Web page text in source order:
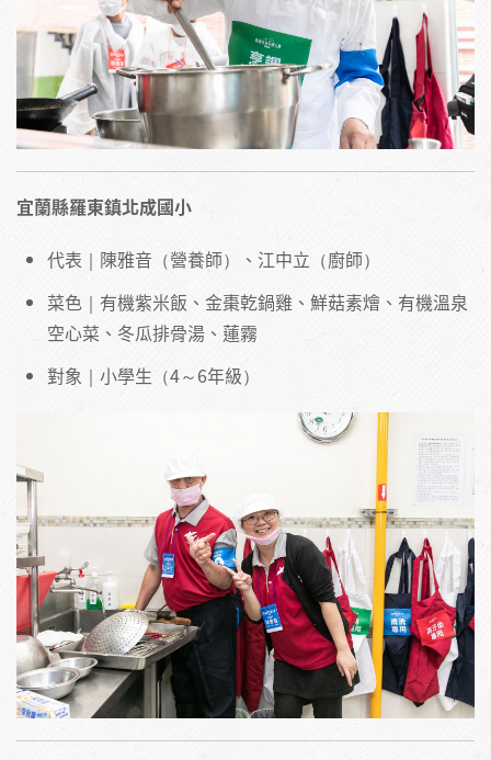
宜蘭縣羅東鎮北成國小
代表｜陳雅音（營養師）、江中立（廚師）
菜色｜有機紫米飯、金棗乾鍋雞、鮮菇素燴、有機溫泉
空心菜、冬瓜排骨湯、蓮霧
對象｜小學生（4～6年級）